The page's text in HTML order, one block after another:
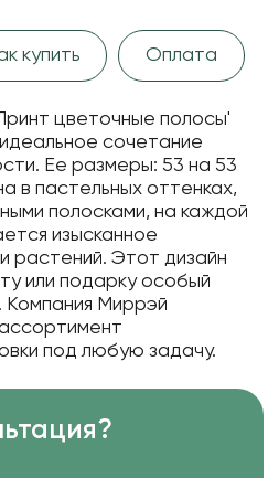
купить Оплата
цветочные полосы'
сочетание
Ее размеры: 53 на 53
в пастельных оттенках,
полосками, на каждой
изысканное
растений. Этот дизайн
или подарку особый
Компания Миррэй
под любую задачу.